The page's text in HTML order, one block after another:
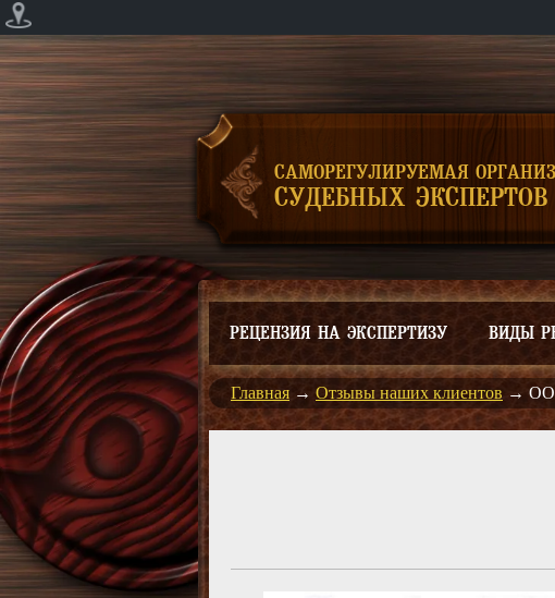
САМОРЕГУЛИРУЕМАЯ
СУДЕБНЫХ ЭКСПЕРТОВ
РЕЦЕНЗИЯ НА ЭКСПЕРТИЗУ ВИДЫ
Главная → Отзывы наших клиентов →